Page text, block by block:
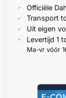
Officiële
Transport
Uit eigen
Levertijd 1
Ma-vr vóór